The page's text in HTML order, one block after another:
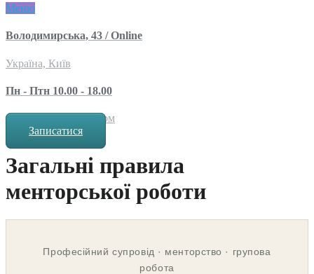
Меню
Володимирська, 43 / Online
Україна, Київ
Пн - Птн 10.00 - 18.00
за попереднім записом
Записатися
Загальні правила
менторської роботи
Професійний супровід · менторство · групова
робота